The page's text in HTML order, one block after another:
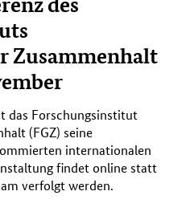
Zusammenhalt
das Forschungsinstitut
(FGZ) seine
internationalen
findet online statt
verfolgt werden.